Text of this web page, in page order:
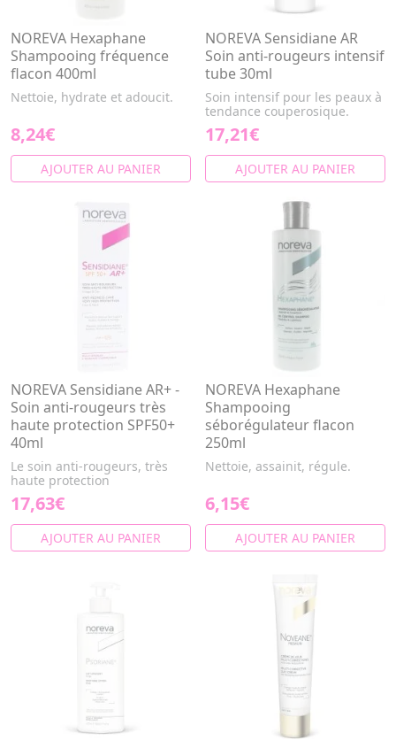
NOREVA Hexaphane
Shampooing fréquence
flacon 400ml
Nettoie, hydrate et adoucit.
8,24€
AJOUTER AU PANIER
NOREVA Sensidiane AR
Soin anti-rougeurs intensif
tube 30ml
Soin intensif pour les peaux à
tendance couperosique.
17,21€
AJOUTER AU PANIER
NOREVA Sensidiane AR+ -
Soin anti-rougeurs très
haute protection SPF50+
40ml
Le soin anti-rougeurs, très
haute protection
17,63€
AJOUTER AU PANIER
NOREVA Hexaphane
Shampooing
séborégulateur flacon
250ml
Nettoie, assainit, régule.
6,15€
AJOUTER AU PANIER